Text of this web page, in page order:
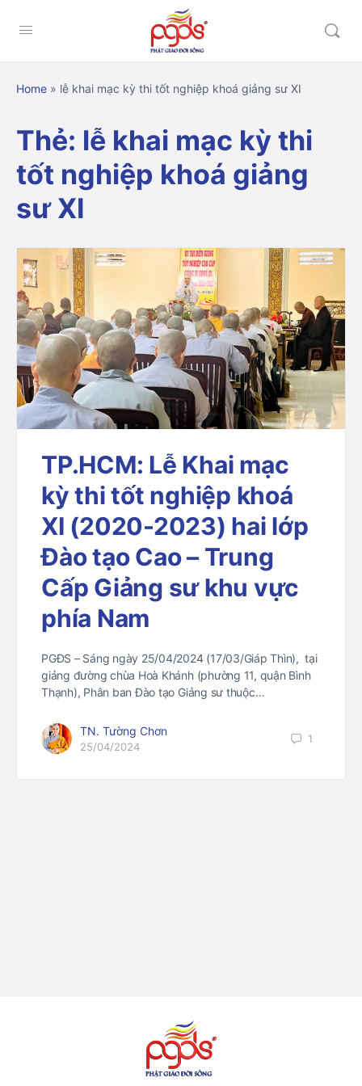
Home » lễ khai mạc kỳ thi tốt nghiệp khoá giảng sư XI
Thẻ: lễ khai mạc kỳ thi
tốt nghiệp khoá giảng
sư XI
TP.HCM: Lễ Khai mạc
kỳ thi tốt nghiệp khoá
XI (2020-2023) hai lớp
Đào tạo Cao – Trung
Cấp Giảng sư khu vực
phía Nam
PGĐS – Sáng ngày 25/04/2024 (17/03/Giáp Thìn), tại
giảng đường chùa Hoà Khánh (phường 11, quận Bình
Thạnh), Phân ban Đào tạo Giảng sư thuộc…
TN. Tường Chơn
25/04/2024
1